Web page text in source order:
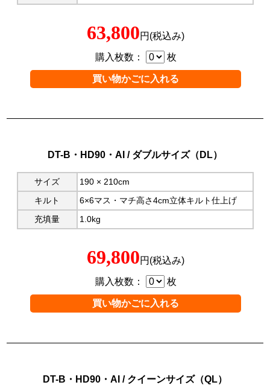
63,800円(税込み)
購入枚数： 枚
DT-B・HD90・AI / ダブルサイズ（DL）
サイズ
190 × 210cm
キルト
6×6マス・マチ高さ4cm立体キルト仕上げ
充填量
1.0kg
69,800円(税込み)
購入枚数： 枚
DT-B・HD90・AI / クイーンサイズ（QL）